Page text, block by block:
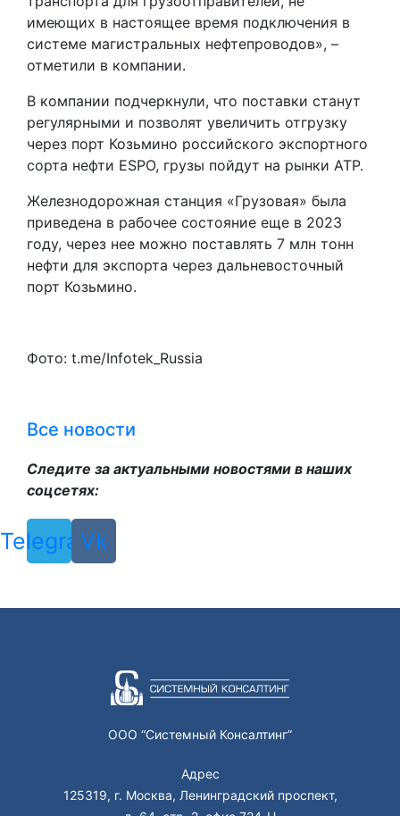
имеющих в настоящее время подключения в
системе магистральных нефтепроводов», –
отметили в компании.
В компании подчеркнули, что поставки станут
регулярными и позволят увеличить отгрузку
через порт Козьмино российского экспортного
сорта нефти ESPO, грузы пойдут на рынки АТР.
Железнодорожная станция «Грузовая» была
приведена в рабочее состояние еще в 2023
году, через нее можно поставлять 7 млн тонн
нефти для экспорта через дальневосточный
порт Козьмино.
Фото: t.me/Infotek_Russia
Все новости
Следите за актуальными новостями в наших
соцсетях:
Telegram
Vk
ООО “Системный Консалтинг”
Адрес
125319, г. Москва, Ленинградский проспект,